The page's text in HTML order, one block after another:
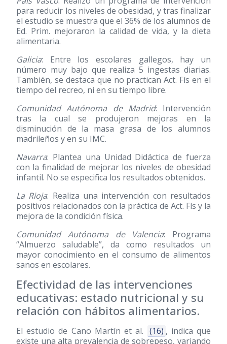
para reducir los niveles de obesidad, y tras finalizar
el estudio se muestra que el 36% de los alumnos de
Ed. Prim. mejoraron la calidad de vida, y la dieta
alimentaria.
Galicia: Entre los escolares gallegos, hay un
número muy bajo que realiza 5 ingestas diarias.
También, se destaca que no practican Act. Fís en el
tiempo del recreo, ni en su tiempo libre.
Comunidad Autónoma de Madrid: Intervención
tras la cual se produjeron mejoras en la
disminución de la masa grasa de los alumnos
madrileños y en su IMC.
Navarra: Plantea una Unidad Didáctica de fuerza
con la finalidad de mejorar los niveles de obesidad
infantil. No se especifica los resultados obtenidos.
La Rioja: Realiza una intervención con resultados
positivos relacionados con la práctica de Act. Fís y la
mejora de la condición física.
Comunidad Autónoma de Valencia: Programa
“Almuerzo saludable”, da como resultados un
mayor conocimiento en el consumo de alimentos
sanos en escolares.
Efectividad de las intervenciones
educativas: estado nutricional y su
relación con hábitos alimentarios.
El estudio de Cano Martín et al. (16) , indica que
existe una alta prevalencia de sobrepeso, variando